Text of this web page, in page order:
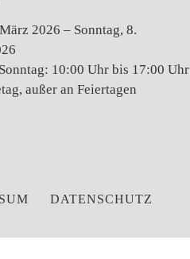
2026 – Sonntag, 8.
10:00 Uhr bis 17:00 Uhr
außer an Feiertagen
DATENSCHUTZ